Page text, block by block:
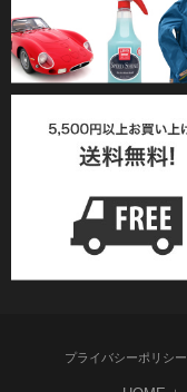
プライバシーポリシー